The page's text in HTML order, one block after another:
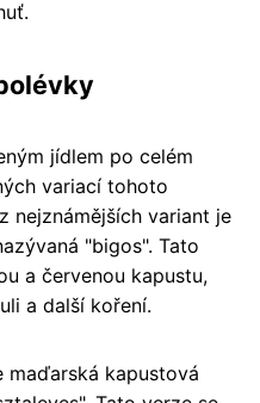
jídlem po celém
variací tohoto
nejznámějších variant je
"bigos". Tato
a červenou kapustu,
a další koření.
maďarská kapustová